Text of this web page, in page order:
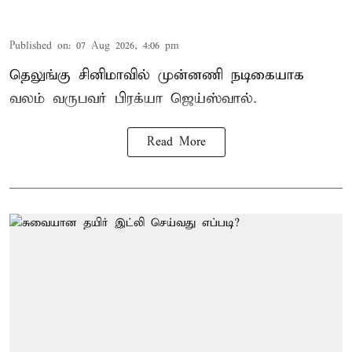
Published on: 07 Aug 2026, 4:06 pm
தெலுங்கு சினிமாவில் முன்னணி நடிகையாக
வலம் வருபவர் பிரக்யா ஜெய்ஸ்வால்.
Read More